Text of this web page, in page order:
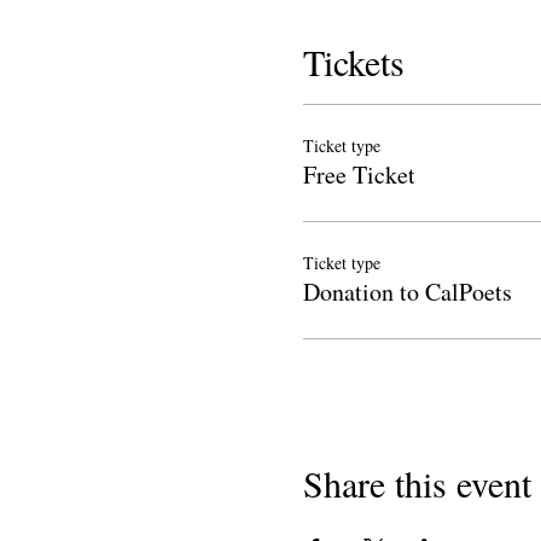
Tickets
Ticket type
Free Ticket
Ticket type
Donation to CalPoets
Share this event